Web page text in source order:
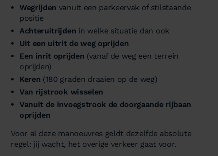
Wegrijden vanuit een parkeervak of stilstaande
positie
Achteruitrijden in welke situatie dan ook
Uit een uitrit de weg oprijden
Een inrit oprijden (vanaf de weg een terrein
oprijden)
Keren (180 graden draaien op de weg)
Van rijstrook wisselen
Vanuit de invoegstrook de doorgaande rijbaan
oprijden
Voor al deze manoeuvres geldt dezelfde absolute
regel: jij wacht, het overige verkeer gaat voor.